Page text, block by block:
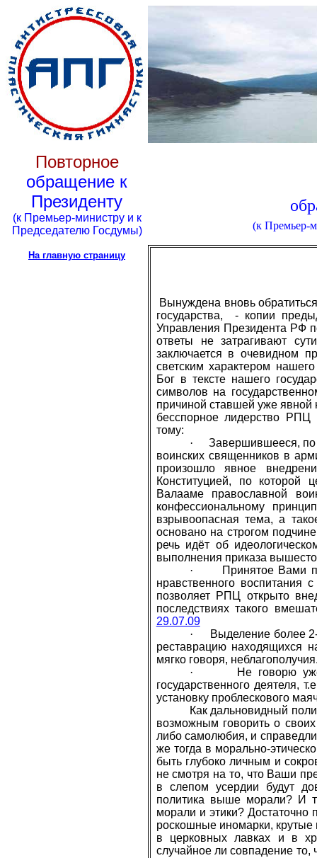
Повторное
обращение к
Президенту
(к Премьер-министру и к
Председателю Госдумы)
На главную страницу
(к Премьер-
Вынуждена вновь
государства, - копии
Управления Президента РФ
ответы не затрагивают
заключается в очевидном
светским характером
Бог в тексте нашего
символов на
причиной ставшей уже явной
бесспорное лидерство
тому:
·
Завершившееся, по
воинских священников в
произошло явное
Конституцией, по которой
Валааме православной
конфессиональному
взрывоопасная тема, а
основано на строгом
речь идёт об
выполнения приказа
·
Принятое Вами
нравственного воспитания
позволяет РПЦ открыто
последствиях такого
29.07.09
·
Выделение более
реставрацию находящихся
мягко говоря,
·
Не говорю
государственного деятеля,
установку проблескового
Как дальновидный
возможным говорить о
либо самолюбия, и
же тогда в морально-
быть глубоко личным и
не смотря на то, что Ваши
в слепом усердии будут
политика выше морали? И
морали и этики? Достаточно
роскошные иномарки,
в церковных лавках и в
случайное ли совпадение то,